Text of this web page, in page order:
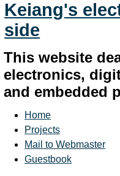
Keiang's
side
This website
electronics,
and embedded
Home
Projects
Mail to Webmaster
Guestbook